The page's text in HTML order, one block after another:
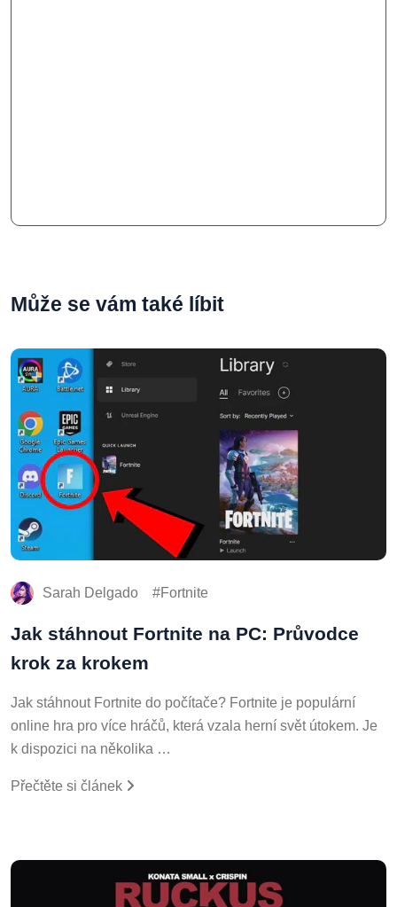
Může se vám také líbit
Sarah Delgado Fortnite
Jak stáhnout Fortnite na PC: Průvodce
krok za krokem
Jak stáhnout Fortnite do počítače? Fortnite je populární
online hra pro více hráčů, která vzala herní svět útokem. Je
k dispozici na několika …
Přečtěte si článek